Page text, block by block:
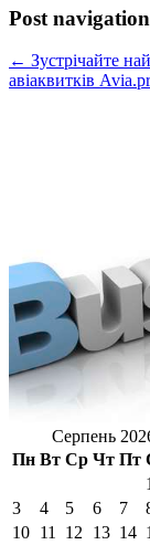
Post navigation
← Зустрічайте
авіаквитків
Серпень
Пн Вт Ср Чт Пт
1
3
4 5 6 7
10 11 12 13 14